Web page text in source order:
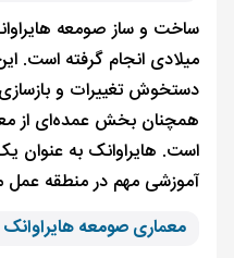
میلادی انجام گرفته است.
دستخوش تغییرات و
همچنان بخش عمده‌ای از
است. هایراوانک به عنوان
آموزشی مهم در منطقه
معماری صومعه هایراوانک